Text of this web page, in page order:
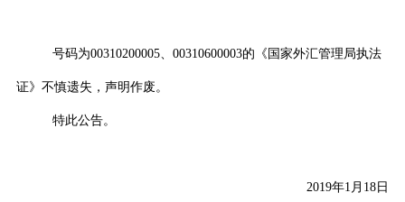
号码为00310200005、 00310600003的《国家外汇管理局执法
证》不慎遗失，声明作废。
特此公告。
2019年1 月 18 日